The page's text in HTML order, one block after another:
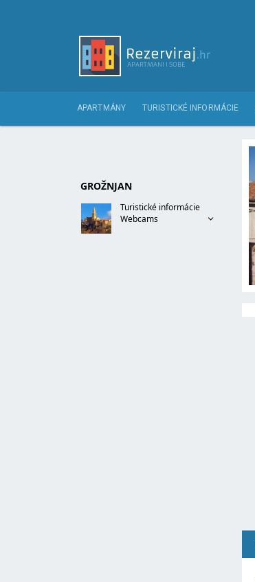
APARTMÁNY TURISTICKÉ INFORMÁCIE
GROŽNJAN
Turistické informácie
Webcams